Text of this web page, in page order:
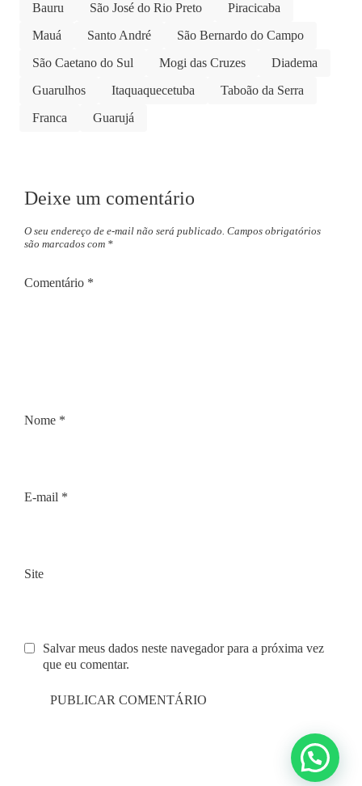
Bauru
São José do Rio Preto
Piracicaba
Mauá
Santo André
São Bernardo do Campo
São Caetano do Sul
Mogi das Cruzes
Diadema
Guarulhos
Itaquaquecetuba
Taboão da Serra
Franca
Guarujá
Deixe um comentário
O seu endereço de e-mail não será publicado. Campos obrigatórios
são marcados com *
Comentário *
Nome *
E-mail *
Site
Salvar meus dados neste navegador para a próxima vez
que eu comentar.